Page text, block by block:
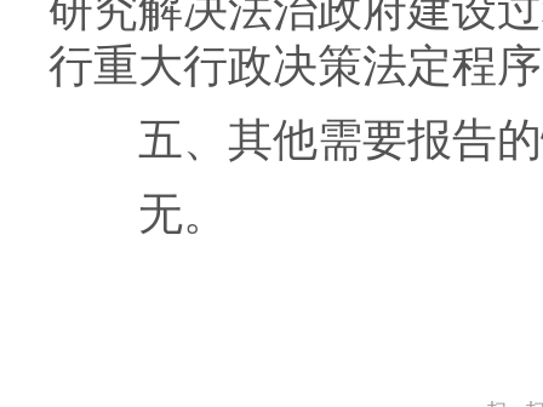
研究解决法治政府建设
行重大行政决策法定程
五、其他需要报告的
无。